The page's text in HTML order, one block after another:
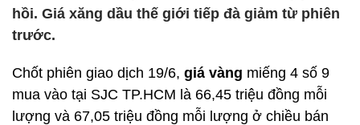
hồi. Giá xăng dầu thế giới tiếp đà giảm từ phiên
trước.
Chốt phiên giao dịch 19/6, giá vàng miếng 4 số 9
mua vào tại SJC TP.HCM là 66,45 triệu đồng mỗi
lượng và 67,05 triệu đồng mỗi lượng ở chiều bán